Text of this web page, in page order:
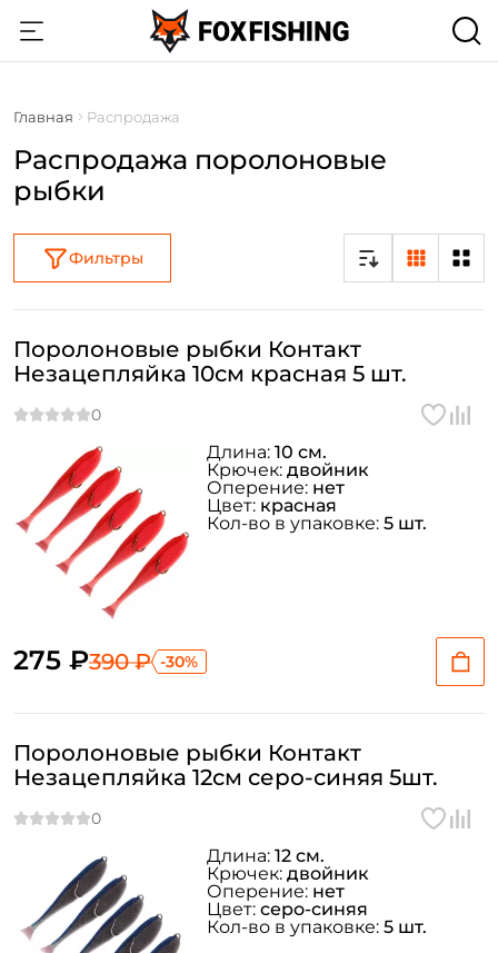
Главная Распродажа
Распродажа поролоновые
рыбки
Фильтры
Поролоновые рыбки Контакт
Незацепляйка 10см красная 5 шт.
275 ₽390 ₽ -30%
Длина: 10 см.
Крючек: двойник
Оперение: нет
Цвет: красная
Кол-во в упаковке: 5 шт.
Поролоновые рыбки Контакт
Незацепляйка 12см серо-синяя 5шт.
Длина: 12 см.
Крючек: двойник
Оперение: нет
Цвет: серо-синяя
Кол-во в упаковке: 5 шт.